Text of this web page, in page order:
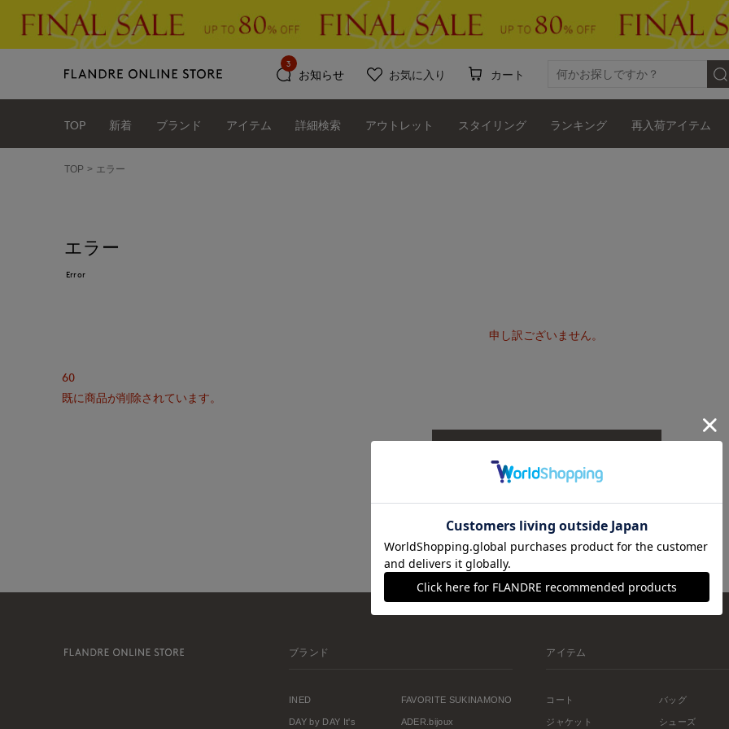
お知らせ
3
お気に入り カート
TOP 新着 ブランド アイテム 詳細検索 アウトレット スタイリング ランキング 再入荷アイテム
TOP エラー
エラー
Error
申し訳ございません。
60
既に商品が削除されています。
ブランド
INED
DAY by DAY It's
FAVORITE SUKINAMONO
ADER.bijoux
アイテム
コート
ジャケット
バッグ
シューズ